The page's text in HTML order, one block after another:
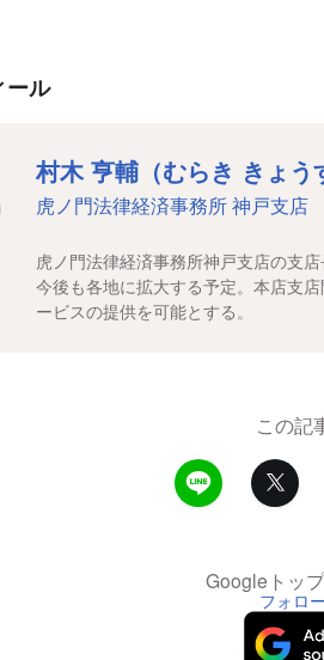
ール
村木 亨輔（むらき きょう
虎ノ門法律経済事務所 神戸支店
虎ノ門法律経済事務所神戸支店の支
今後も各地に拡大する予定。本店支
ービスの提供を可能とする。
この記
Googleトッ
フォロ